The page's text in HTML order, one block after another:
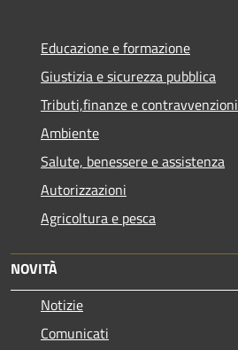
Educazione e formazione
Giustizia e sicurezza pubblica
Tributi,finanze e contravvenzioni
Ambiente
Salute, benessere e assistenza
Autorizzazioni
Agricoltura e pesca
NOVITÀ
Notizie
Comunicati